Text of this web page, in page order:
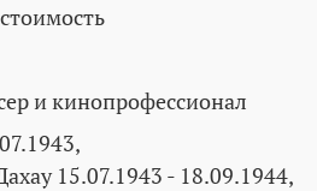
и кинопрофессионал
15.07.1943 - 18.09.1944,